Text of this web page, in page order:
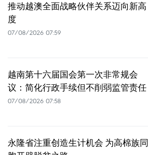
推动越澳全面战略伙伴关系迈向新高
度
07/08/2026 07:59
越南第十六届国会第一次非常规会
议：简化行政手续但不削弱监管责任
07/08/2026 07:58
永隆省注重创造生计机会 为高棉族同